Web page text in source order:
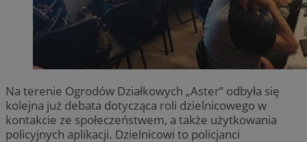
Na terenie Ogrodów Działkowych „Aster” odbyła się
kolejna już debata dotycząca roli dzielnicowego w
kontakcie ze społeczeństwem, a także użytkowania
policyjnych aplikacji. Dzielnicowi to policjanci